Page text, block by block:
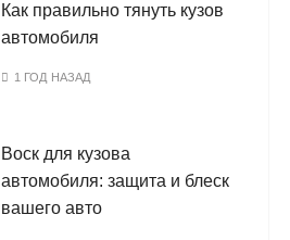
Как правильно тянуть кузов
автомобиля
1 ГОД НАЗАД
Воск для кузова
автомобиля: защита и блеск
вашего авто